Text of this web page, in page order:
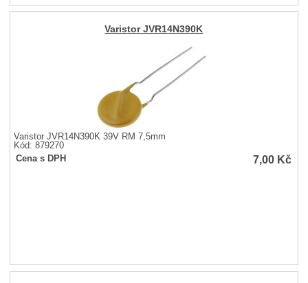
Varistor JVR14N390K
Varistor JVR14N390K 39V RM 7,5mm
Kód: 879270
Cena s DPH
7,00 Kč